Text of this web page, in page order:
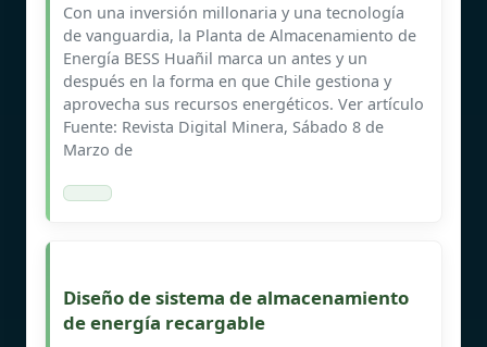
Con una inversión millonaria y una tecnología
de vanguardia, la Planta de Almacenamiento de
Energía BESS Huañil marca un antes y un
después en la forma en que Chile gestiona y
aprovecha sus recursos energéticos. Ver artículo
Fuente: Revista Digital Minera, Sábado 8 de
Marzo de
Diseño de sistema de almacenamiento
de energía recargable